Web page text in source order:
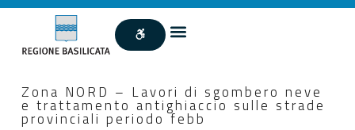
Zona NORD – Lavori di sgombero neve
e trattamento antighiaccio sulle strade
provinciali periodo febb